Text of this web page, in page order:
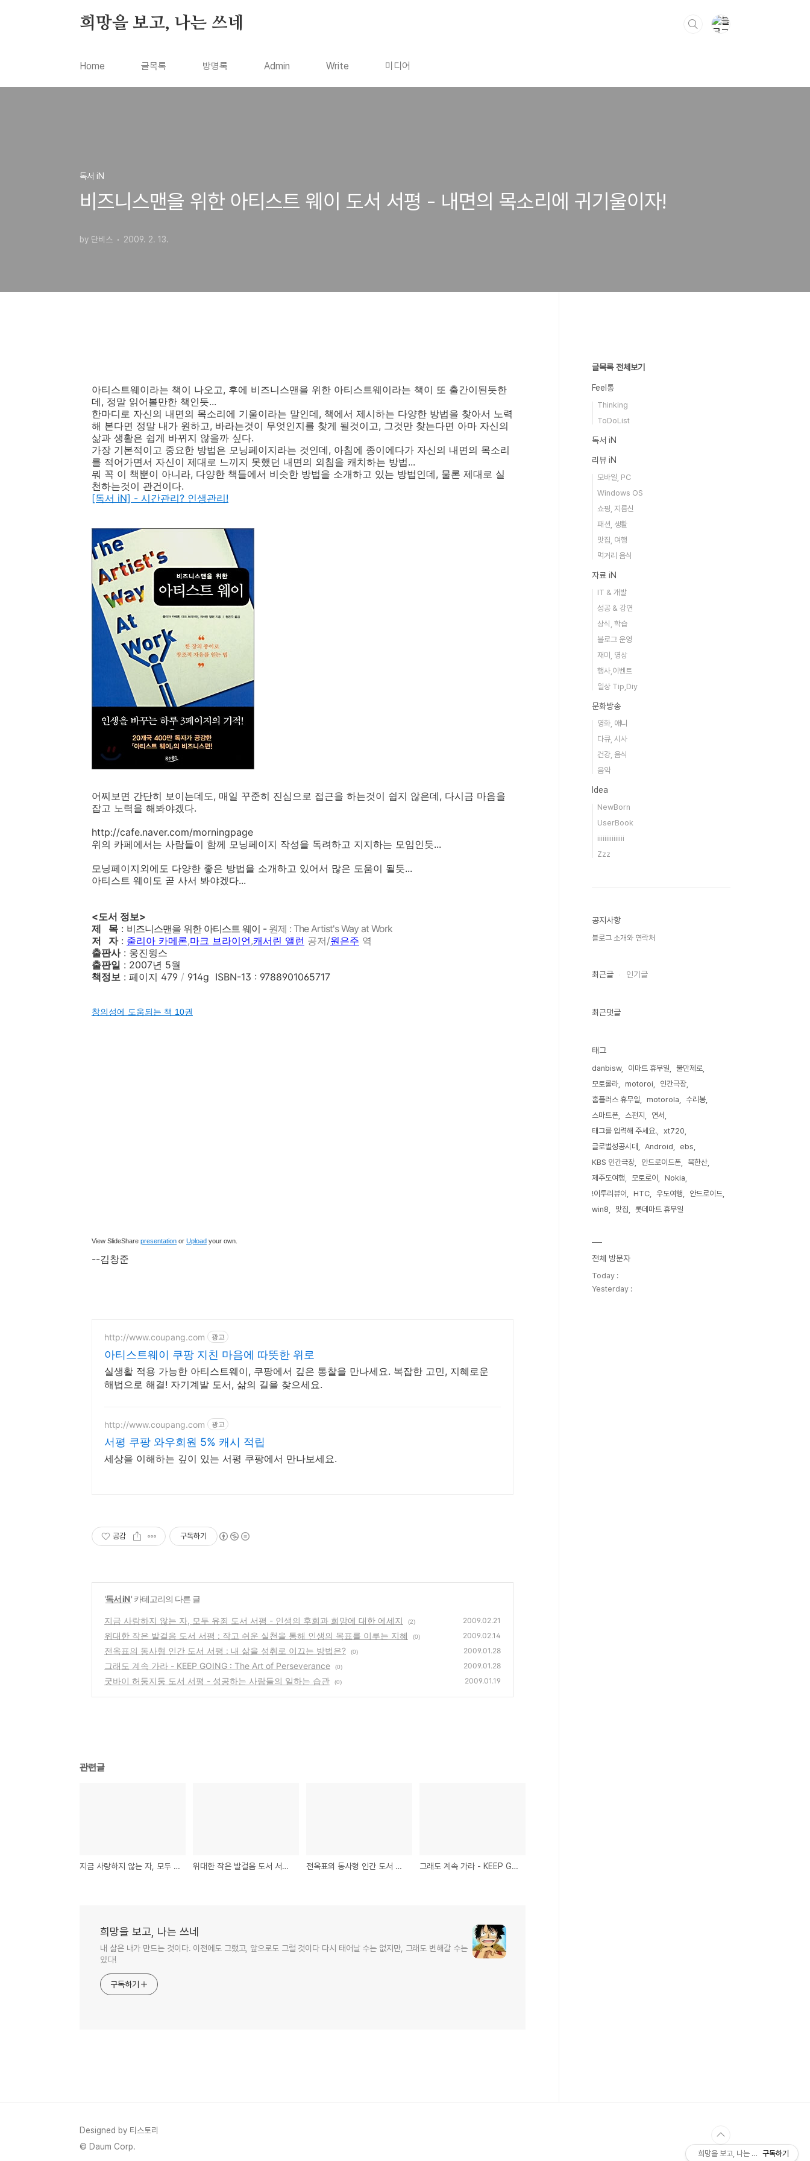
희망을 보고, 나는 쓰네
Home 글목록 방명록 Admin Write 미디어
독서 iN
비즈니스맨을 위한 아티스트 웨이 도서 서평 - 내면의 목소리에 귀기울이자!
by 단비스 2009. 2. 13.
아티스트웨이라는 책이 나오고, 후에 비즈니스맨을 위한 아티스트웨이라는 책이 또 출간이된듯한
데, 정말 읽어볼만한 책인듯...
한마디로 자신의 내면의 목소리에 기울이라는 말인데, 책에서 제시하는 다양한 방법을 찾아서 노력
해 본다면 정말 내가 원하고, 바라는것이 무엇인지를 찾게 될것이고, 그것만 찾는다면 아마 자신의
삶과 생활은 쉽게 바뀌지 않을까 싶다.
가장 기본적이고 중요한 방법은 모닝페이지라는 것인데, 아침에 종이에다가 자신의 내면의 목소리
를 적어가면서 자신이 제대로 느끼지 못했던 내면의 외침을 캐치하는 방법...
뭐 꼭 이 책뿐이 아니라, 다양한 책들에서 비슷한 방법을 소개하고 있는 방법인데, 물론 제대로 실
천하는것이 관건이다.
[독서 iN] - 시간관리? 인생관리!
어찌보면 간단히 보이는데도, 매일 꾸준히 진심으로 접근을 하는것이 쉽지 않은데, 다시금 마음을
잡고 노력을 해봐야겠다.
http://cafe.naver.com/morningpage
위의 카페에서는 사람들이 함께 모닝페이지 작성을 독려하고 지지하는 모임인듯...
모닝페이지외에도 다양한 좋은 방법을 소개하고 있어서 많은 도움이 될듯...
아티스트 웨이도 곧 사서 봐야겠다...
<도서 정보>
제 목 : 비즈니스맨을 위한 아티스트 웨이 - 원제 : The Artist's Way at Work
저 자: 줄리아 카메론,마크 브라이언,캐서린 앨런 공저/원은주 역
출판사: 웅진윙스
출판일 : 2007년 5월
책정보 : 페이지 479 / 914g ISBN-13 : 9788901065717
창의성에 도움되는 책 10권
View SlideShare presentation or Upload your own.
--김창준
http://www.coupang.com 광고
아티스트웨이 쿠팡 지친 마음에 따뜻한 위로
실생활 적용 가능한 아티스트웨이, 쿠팡에서 깊은 통찰을 만나세요. 복잡한 고민, 지혜로운
해법으로 해결! 자기계발 도서, 삶의 길을 찾으세요.
http://www.coupang.com 광고
서평 쿠팡 와우회원 5% 캐시 적립
세상을 이해하는 깊이 있는 서평 쿠팡에서 만나보세요.
공감 구독하기
'독서 iN' 카테고리의 다른 글
지금 사랑하지 않는 자, 모두 유죄 도서 서평 - 인생의 후회과 희망에 대한 에세지 (2) 2009.02.21
위대한 작은 발걸음 도서 서평 : 작고 쉬운 실천을 통해 인생의 목표를 이루는 지혜 (0) 2009.02.14
전옥표의 동사형 인간 도서 서평 : 내 삶을 성취로 이끄는 방법은? (0) 2009.01.28
그래도 계속 가라 - KEEP GOING : The Art of Perseverance (0) 2009.01.28
굿바이 허둥지둥 도서 서평 - 성공하는 사람들의 일하는 습관 (0) 2009.01.19
관련글
지금 사랑하지 않는 자, 모두 유죄 도서 서평 - 인생의 후회과 희망에 대한 에세지 위대한 작은 발걸음 도서 서평 : 작고 쉬운 실천을 통해 인생의 목표를 이루는 지혜 전옥표의 동사형 인간 도서 서평 : 내 삶을 성취로 이끄는 방법은? 그래도 계속 가라 - KEEP GOING : The Art of Perseverance
희망을 보고, 나는 쓰네
내 삶은 내가 만드는 것이다. 이전에도 그랬고, 앞으로도 그럴 것이다 다시 태어날 수는 없지만, 그래도 변해갈 수는
있다!
구독하기
글목록 전체보기
Feel통
Thinking
ToDoList
독서 iN
리뷰 iN
모바일, PC
Windows OS
쇼핑, 지름신
패션, 생활
맛집, 여행
먹거리 음식
자료 iN
IT & 개발
성공 & 강연
상식, 학습
블로그 운영
재미, 영상
행사,이벤트
일상 Tip,Diy
문화방송
영화, 애니
다큐, 시사
건강, 음식
음악
Idea
NewBorn
UserBook
iiiiiiiiiiiiiii
Zzz
공지사항
블로그 소개와 연락처
최근글 인기글
최근댓글
태그
danbisw 이마트 휴무일
불만제로
모토롤라
motoroi
인간극장
홈플러스 휴무일
motorola
수리봉
스마트폰
스펀지
연서
태그를 입력해 주세요.
xt720
글로벌성공시대
Android
ebs
KBS 인간극장
안드로이드폰
북한산
제주도여행
모토로이
Nokia
!이투리뷰어
HTC 우도여행
안드로이드
win8
맛집 롯데마트 휴무일
전체 방문자
Today :
Yesterday :
Designed by 티스토리
© Daum Corp.
희망을 보고, 나는 쓰네구독하기